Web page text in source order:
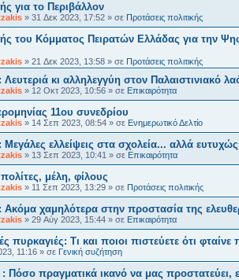
για το Περιβάλλον
» 31 Δεκ 2023, 17:52 » σε Προτάσεις πολιτικής
του Κόμματος Πειρατών Ελλάδας για την
» 21 Δεκ 2023, 13:58 » σε Προτάσεις πολιτικής
κι αλληλεγγύη στον Παλαιστινιακό
» 12 Οκτ 2023, 10:56 » σε Επικαιρότητα
11ου συνεδρίου
» 14 Σεπ 2023, 08:54 » σε Ενημερωτικό Δελτίο
ελλείψεις στα σχολεία... αλλά
» 13 Σεπ 2023, 10:41 » σε Επικαιρότητα
μέλη, φίλους
» 11 Σεπ 2023, 13:29 » σε Προτάσεις πολιτικής
χαμηλότερα στην προστασία της
» 29 Αύγ 2023, 15:44 » σε Επικαιρότητα
πυρκαγιές: Τι και ποιοι πιστεύετε ότι φταίνε
11:16 » σε Γενική συζήτηση
πραγματικά ικανό να μας προστατεύει,